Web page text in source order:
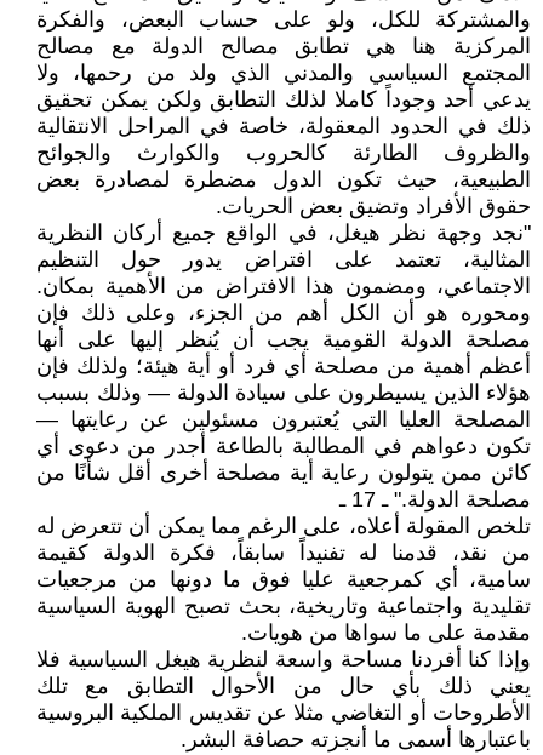
والمشتركة للكل، ولو على حساب البعض، والفكرة
المركزية هنا هي تطابق مصالح الدولة مع مصالح
المجتمع السياسي والمدني الذي ولد من رحمها، ولا
يدعي أحد وجوداً كاملا لذلك التطابق ولكن يمكن تحقيق
ذلك في الحدود المعقولة، خاصة في المراحل الانتقالية
والظروف الطارئة كالحروب والكوارث والجوائح
الطبيعية، حيث تكون الدول مضطرة لمصادرة بعض
حقوق الأفراد وتضيق بعض الحريات.
"نجد وجهة نظر هيغل، في الواقع جميع أركان النظرية
المثالية، تعتمد على افتراض يدور حول التنظيم
الاجتماعي، ومضمون هذا الافتراض من الأهمية بمكان.
ومحوره هو أن الكل أهم من الجزء، وعلى ذلك فإن
مصلحة الدولة القومية يجب أن يُنظر إليها على أنها
أعظم أهمية من مصلحة أي فرد أو أية هيئة؛ ولذلك فإن
هؤلاء الذين يسيطرون على سيادة الدولة — وذلك بسبب
المصلحة العليا التي يُعتبرون مسئولين عن رعايتها —
تكون دعواهم في المطالبة بالطاعة أجدر من دعوى أي
كائن ممن يتولون رعاية أية مصلحة أخرى أقل شأنًا من
مصلحة الدولة." ـ 17 ـ
تلخص المقولة أعلاه، على الرغم مما يمكن أن تتعرض له
من نقد، قدمنا له تفنيداً سابقاً، فكرة الدولة كقيمة
سامية، أي كمرجعية عليا فوق ما دونها من مرجعيات
تقليدية واجتماعية وتاريخية، بحث تصبح الهوية السياسية
مقدمة على ما سواها من هويات.
وإذا كنا أفردنا مساحة واسعة لنظرية هيغل السياسية فلا
يعني ذلك بأي حال من الأحوال التطابق مع تلك
الأطروحات أو التغاضي مثلا عن تقديس الملكية البروسية
باعتبارها أسمى ما أنجزته حصافة البشر.